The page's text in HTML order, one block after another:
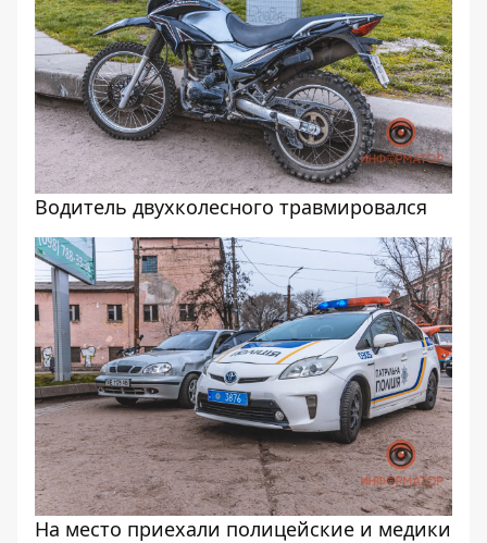
Водитель двухколесного травмировался
На место приехали полицейские и медики